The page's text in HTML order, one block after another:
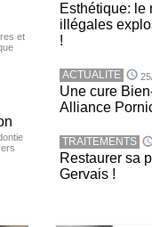
et
Esthétique: le
illégales
!
ACTUALITE
Une cure
Alliance
TRAITEMENTS
Restaurer sa
Gervais !